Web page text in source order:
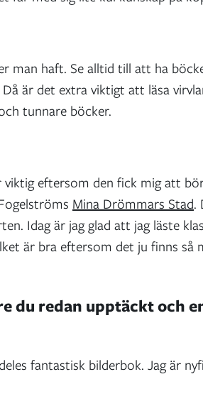
man haft. Se alltid till att ha
är det extra viktigt att läsa
tunnare böcker.
viktig eftersom den fick mig att
Mina Drömmars Stad.
Idag är jag glad att jag läste
är bra eftersom det ju finns så
du redan upptäckt och
fantastisk bilderbok. Jag är